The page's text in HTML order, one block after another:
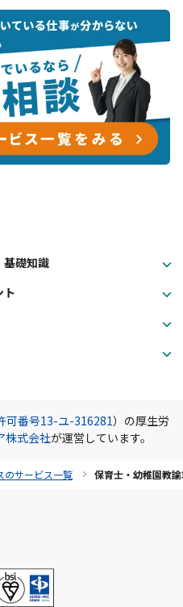
基礎知識
ト
可番号13-ユ-316281）の厚生労
株式会社が運営しています。
のサービス一覧 保育士・幼稚園教